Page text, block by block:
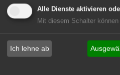
Kientzler Jungpflanzen
Alle Dienste aktivieren
Mit diesem Schalter
Ich lehne ab